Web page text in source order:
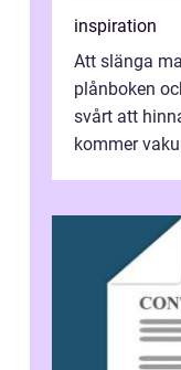
inspiration
Att slänga
plånboken
svårt att
kommer